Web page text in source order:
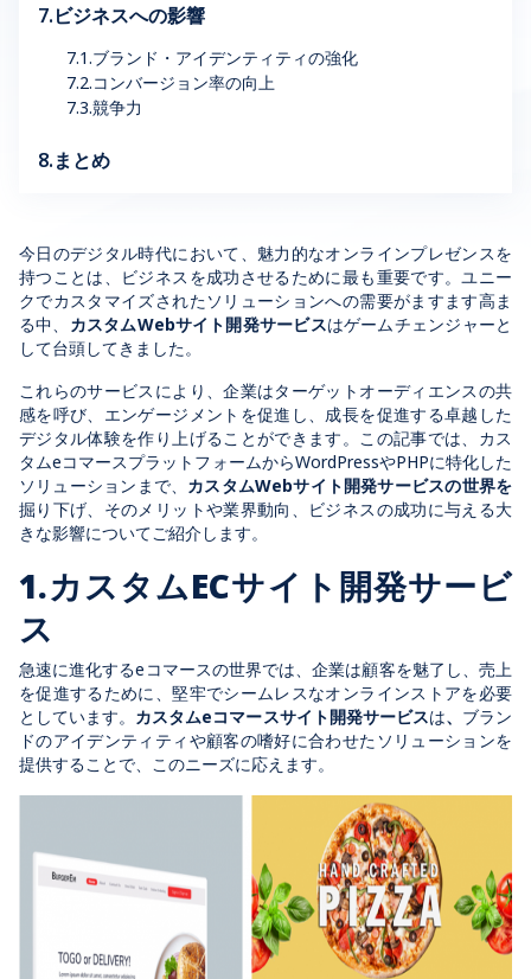
今日のデジタル時代において、魅力的なオンラインプレゼンスを
持つことは、ビジネスを成功させるために最も重要です。ユニー
クでカスタマイズされたソリューションへの需要がますます高ま
る中、 カスタムWebサイト開発サービスはゲームチェンジャーと
して台頭してきました。
これらのサービスにより、企業はターゲットオーディエンスの共
感を呼び、エンゲージメントを促進し、成長を促進する卓越した
デジタル体験を作り上げることができます。この記事では、カス
タムeコマースプラットフォームからWordPressやPHPに特化した
ソリューションまで、 カスタムWebサイト開発サービスの世界を
掘り下げ、そのメリットや業界動向、ビジネスの成功に与える大
きな影響についてご紹介します。
1.カスタムECサイト開発サービ
ス
急速に進化するeコマースの世界では、企業は顧客を魅了し、売上
を促進するために、堅牢でシームレスなオンラインストアを必要
としています。 カスタムeコマースサイト開発サービスは、 ブラン
ドのアイデンティティや顧客の嗜好に合わせたソリューションを
提供することで、このニーズに応えます。
7.ビジネスへの影響
7.1.ブランド・アイデンティティの強化
7.2.コンバージョン率の向上
7.3.競争力
8.まとめ